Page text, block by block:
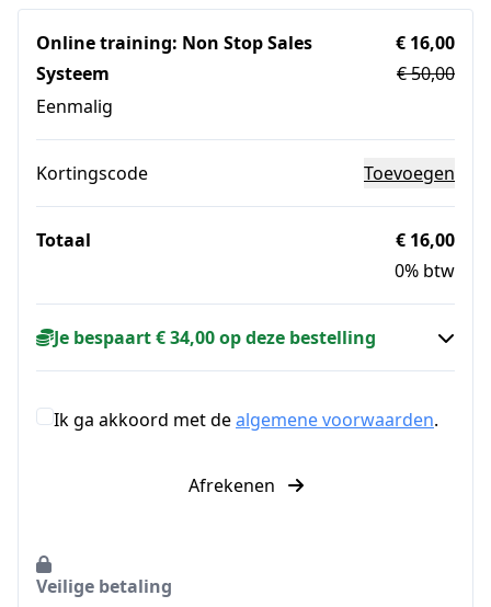
Online training: Non Stop Sales
Systeem
Eenmalig
€ 16,00
€ 50,00
Kortingscode Toevoegen
Totaal
€ 16,00
0% btw
Je bespaart € 34,00 op deze bestelling
Ik ga akkoord met dealgemene voorwaarden.
Afrekenen
Veilige betaling